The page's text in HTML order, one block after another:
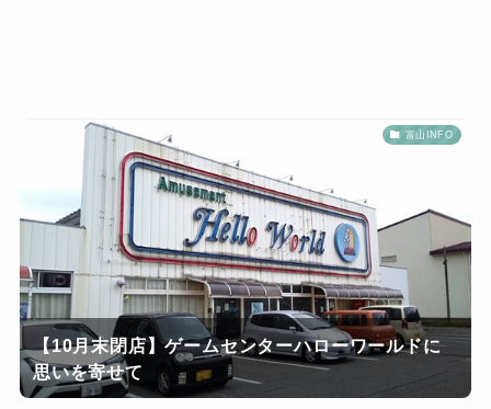
富山INFO
【10月末閉店】ゲームセンターハローワールドに
思いを寄せて